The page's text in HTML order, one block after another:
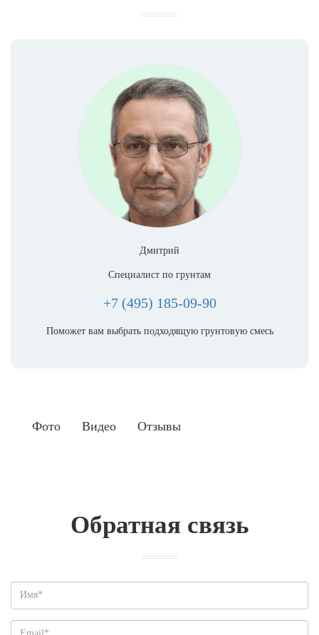
Дмитрий
Специалист по грунтам
+7 (495) 185-09-90
Поможет вам выбрать подходящую грунтовую смесь
Фото Видео Отзывы
Обратная связь